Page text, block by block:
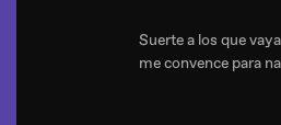
Suerte a los que
me convence para